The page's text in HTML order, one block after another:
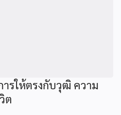
ารให้ตรงกับวุฒิ ความ
ต